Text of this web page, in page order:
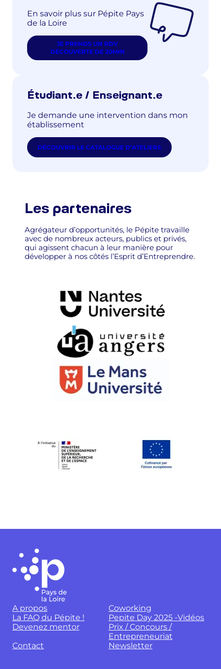
En savoir plus sur Pépite Pays
de la Loire
JE PRENDS UN RDV
DÉCOUVERTE DE 20MIN
Étudiant.e / Enseignant.e
Je demande une intervention dans mon
établissement
DÉCOUVRIR LE CATALOGUE D’ATELIERS
Les partenaires
Agrégateur d’opportunités, le Pépite travaille
avec de nombreux acteurs, publics et privés,
qui agissent chacun à leur manière pour
développer à nos côtés l’Esprit d’Entreprendre.
A propos
Coworking
La FAQ du Pépite !
Pepite Day 2025 -Vidéos
Devenez mentor
Prix / Concours /
Entrepreneuriat
Contact
Newsletter